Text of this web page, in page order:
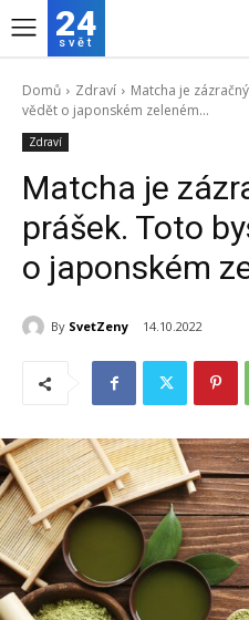
24
svět
Domů Zdraví
Matcha je
vědět o japonském zeleném...
Zdraví
Matcha je
prášek. Toto
o japonském
By SvetZeny 14.10.2022